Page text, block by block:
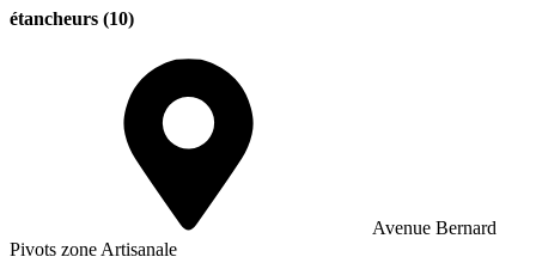
étancheurs (10)
Avenue Bernard
Pivots zone Artisanale